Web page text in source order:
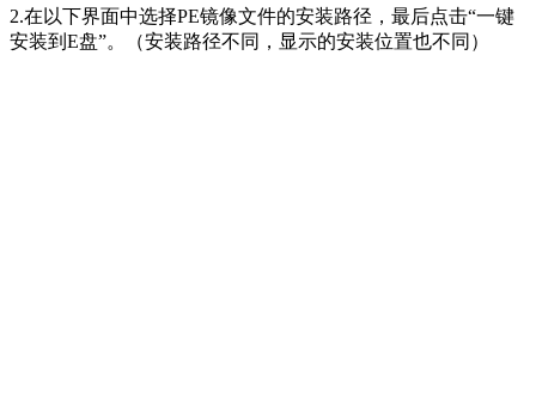
2.在以下界面中选择PE镜像文件的安装路径，最后点击“一键
安装到E盘”。（安装路径不同，显示的安装位置也不同）